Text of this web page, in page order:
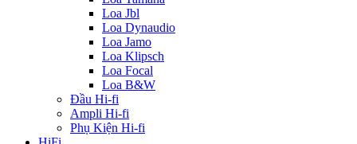
Loa Jbl
Loa Dynaudio
Loa Jamo
Loa Klipsch
Loa Focal
Loa B&W
Đầu Hi-fi
Ampli Hi-fi
Phụ Kiện Hi-fi